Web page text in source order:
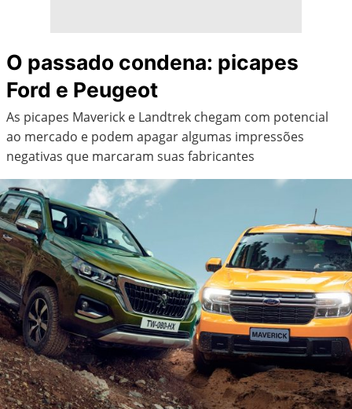
O passado condena: picapes
Ford e Peugeot
As picapes Maverick e Landtrek chegam com potencial
ao mercado e podem apagar algumas impressões
negativas que marcaram suas fabricantes